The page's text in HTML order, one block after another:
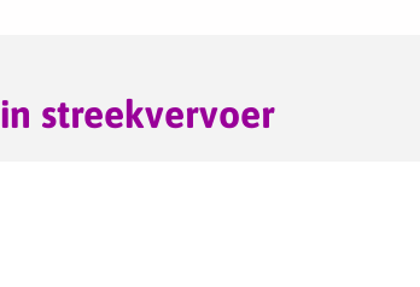
streekvervoer